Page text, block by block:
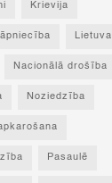
Krievija
Lietuva
Nacionālā drošība
Noziedzība
Pasaulē